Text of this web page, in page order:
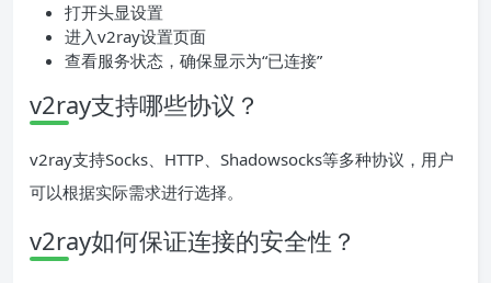
打开头显设置
进入v2ray设置页面
查看服务状态，确保显示为“已连接”
v2ray支持哪些协议？
v2ray支持Socks、HTTP、Shadowsocks等多种协议，用户
可以根据实际需求进行选择。
v2ray如何保证连接的安全性？